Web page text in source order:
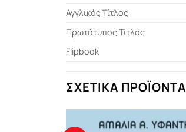
Αγγλικός Τίτλος
Πρωτότυπος Τίτλος
Flipbook
ΣΧΕΤΙΚΆ ΠΡΟΪΌΝΤΑ